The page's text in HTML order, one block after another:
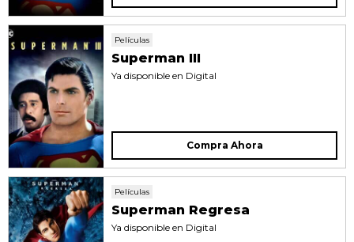
Películas
Superman III
Ya disponible en Digital
Compra Ahora
Películas
Superman Regresa
Ya disponible en Digital